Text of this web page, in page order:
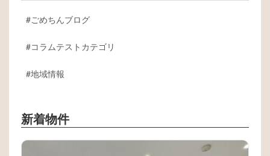
ごめちんブログ
コラムテストカテゴリ
地域情報
新着物件